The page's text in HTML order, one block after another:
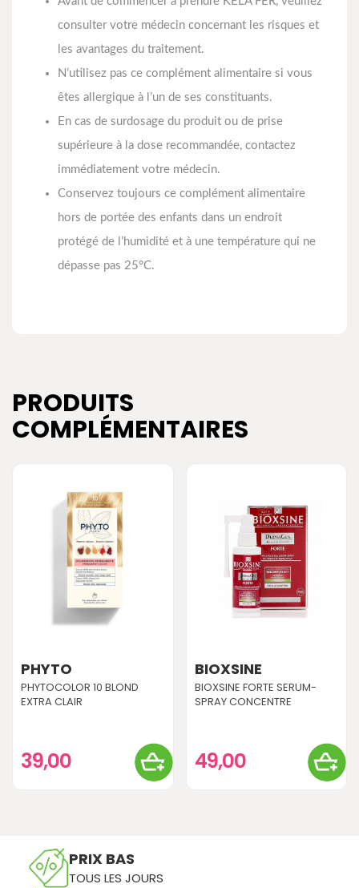
consulter votre médecin concernant les risques et
les avantages du traitement.
N’utilisez pas ce complément alimentaire si vous
êtes allergique à l’un de ses constituants.
En cas de surdosage du produit ou de prise
supérieure à la dose recommandée, contactez
immédiatement votre médecin.
Conservez toujours ce complément alimentaire
hors de portée des enfants dans un endroit
protégé de l’humidité et à une température qui ne
dépasse pas 25°C.
PRODUITS
COMPLÉMENTAIRES
PHYTO
PHYTOCOLOR 10 BLOND
EXTRA CLAIR
39,00
BIOXSINE
BIOXSINE FORTE SERUM-
SPRAY CONCENTRE
49,00
PRIX BAS
TOUS LES JOURS